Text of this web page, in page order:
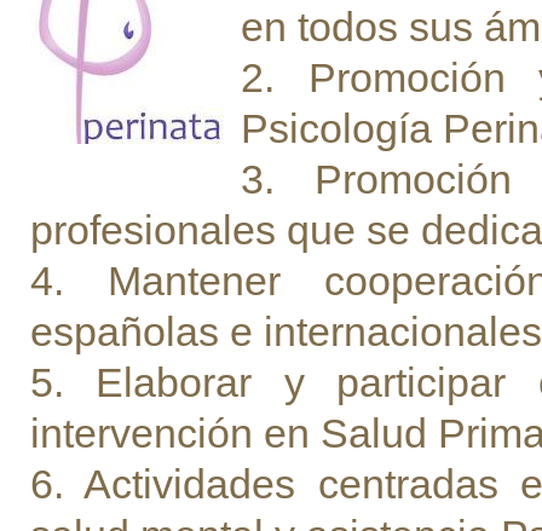
en todos sus
2.
Psicología
3.
profesionales que se
4. Mantener
españolas e
5. Elaborar y participar
intervención en Salud
6. Actividades centradas